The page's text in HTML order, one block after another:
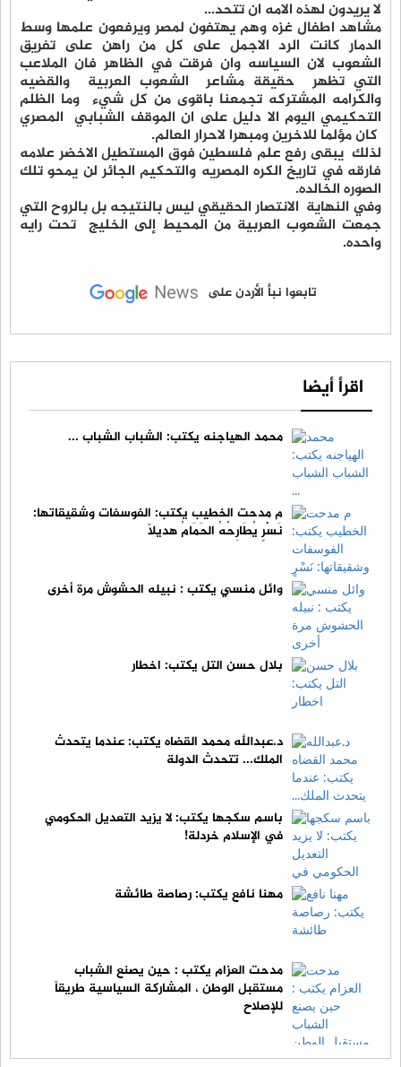
لا يريدون لهذه الامه ان تتحد...
مشاهد اطفال غزه وهم يهتفون لمصر ويرفعون علمها وسط
الدمار كانت الرد الاجمل على كل من راهن على تفريق
الشعوب لان السياسه وان فرقت في الظاهر فان الملاعب
التي تظهر حقيقة مشاعر الشعوب العربية والقضيه
والكرامه المشتركه تجمعنا باقوى من كل شيء وما الظلم
التحكيمي اليوم الا دليل على ان الموقف الشبابي المصري
كان مؤلما للاخرين ومبهرا لاحرار العالم.
لذلك يبقى رفع علم فلسطين فوق المستطيل الاخضر علامه
فارقه في تاريخ الكره المصريه والتحكيم الجائر لن يمحو تلك
الصوره الخالده.
وفي النهاية الانتصار الحقيقي ليس بالنتيجه بل بالروح التي
جمعت الشعوب العربية من المحيط إلى الخليج تحت رايه
واحده.
تابعوا نبأ الأردن على
اقرأ أيضا
محمد الهياجنه يكتب: الشباب الشباب ...
م مدحت الخطيب يكتب: الفوسفات وشقيقاتها:
نَسْرٍ يُطَارِحُهُ الحَمَامُ هديلاً
وائل منسي يكتب : نبيله الحشوش مرة أخرى
بلال حسن التل يكتب: اخطار
د.عبدالله محمد القضاه يكتب: عندما يتحدث
الملك... تتحدث الدولة
باسم سكجها يكتب: لا يزيد التعديل الحكومي
في الإسلام خردلة!
مهنا نافع يكتب: رصاصة طائشة
مدحت العزام يكتب : حين يصنع الشباب
مستقبل الوطن ، المشاركة السياسية طريقاً
للإصلاح